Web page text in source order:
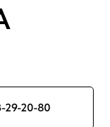
29-20-80